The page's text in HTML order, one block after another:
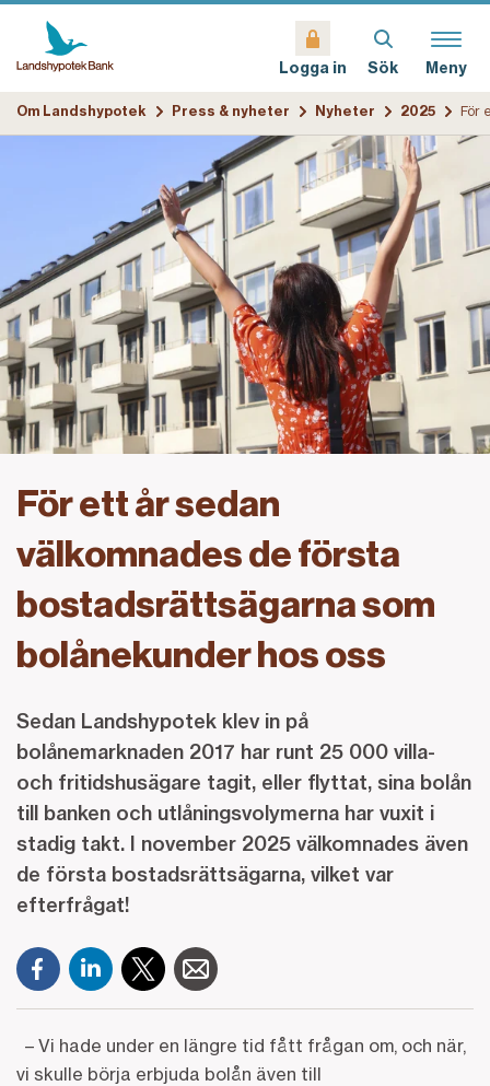
Logga in Sök Meny
Om Landshypotek Press & nyheter Nyheter 2025
För ett år sedan
välkomnades de första
bostadsrättsägarna som
bolånekunder hos oss
Sedan Landshypotek klev in på
bolånemarknaden 2017 har runt 25 000 villa-
och fritidshusägare tagit, eller flyttat, sina bolån
till banken och utlåningsvolymerna har vuxit i
stadig takt. I november 2025 välkomnades även
de första bostadsrättsägarna, vilket var
efterfrågat!
– Vi hade under en längre tid fått frågan om, och när,
vi skulle börja erbjuda bolån även till